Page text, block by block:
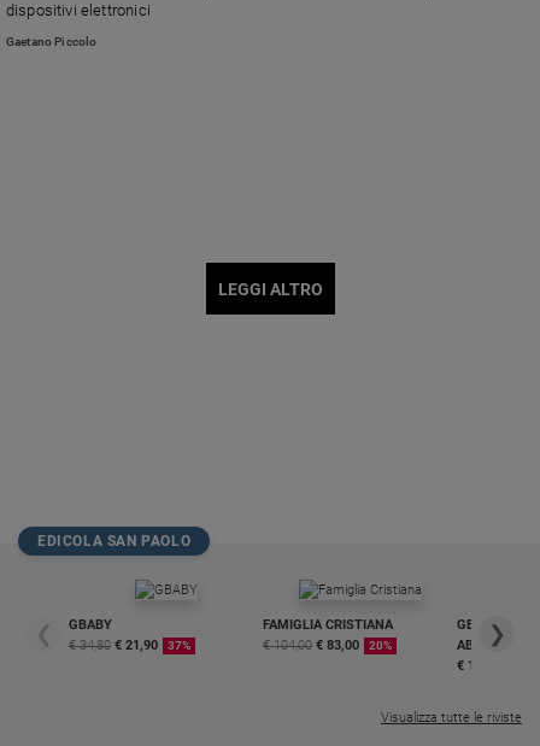
dispositivi elettronici
Gaetano Piccolo
LEGGI ALTRO
EDICOLA SAN PAOLO
❮
GBABY
€ 34,80 € 21,90 37%
FAMIGLIA CRISTIANA
€ 104,00 € 83,00 20%
GBABY
€ 16,99
❯
Visualizza tutte le riviste